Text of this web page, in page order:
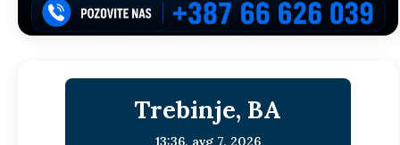
Trebinje, BA
13:36, avg 7, 2026